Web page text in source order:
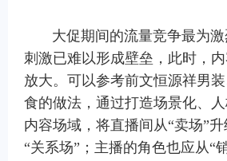
大促期间的流量竞争最为激
刺激已难以形成壁垒，此时，
放大。可以参考前文恒源祥男
食的做法，通过打造场景化、
内容场域，将直播间从“卖场”升
“关系场”；主播的角色也应从“